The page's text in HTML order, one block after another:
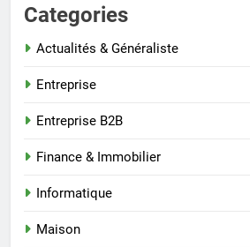
Categories
Actualités & Généraliste
Entreprise
Entreprise B2B
Finance & Immobilier
Informatique
Maison